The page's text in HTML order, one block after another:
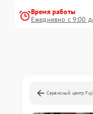
Время работы
Ежедневно с 9:00
Сервисный центр